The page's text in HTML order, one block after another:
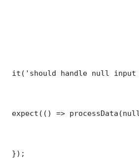
it('should handle null
expect(() =>
});